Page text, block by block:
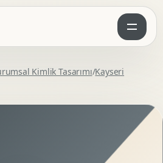
Kimlik Tasarımı/Kayseri